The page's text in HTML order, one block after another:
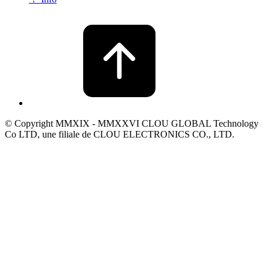
© Copyright MMXIX - MMXXVI CLOU GLOBAL Technology
Co LTD, une filiale de CLOU ELECTRONICS CO., LTD.